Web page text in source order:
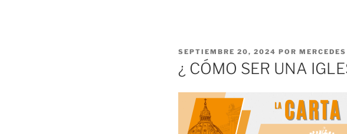
SEPTIEMBRE 20, 2024 POR
¿ CÓMO SER UNA